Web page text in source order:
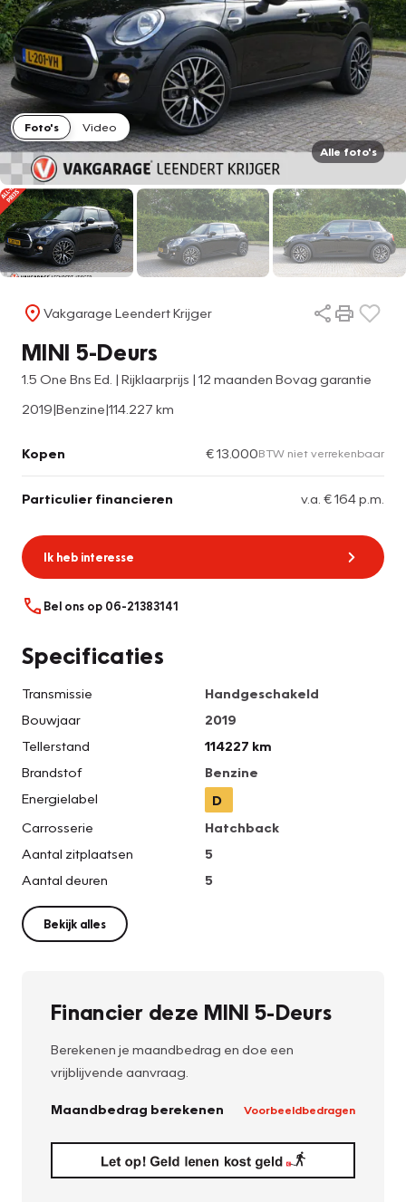
Foto's
Video
Alle foto's
Vakgarage Leendert Krijger
MINI 5-Deurs
1.5 One Bns Ed. | Rijklaarprijs | 12 maanden Bovag garantie
2019|Benzine|114.227 km
Kopen € 13.000BTW niet verrekenbaar
Particulier financieren v.a. € 164 p.m.
Ik heb interesse
Bel ons op 06-21383141
Specificaties
Transmissie
Handgeschakeld
Bouwjaar
2019
Tellerstand
114227 km
Brandstof
Benzine
Energielabel
D
Carrosserie
Hatchback
Aantal zitplaatsen
5
Aantal deuren
5
Bekijk alles
Financier deze MINI 5-Deurs
Berekenen je maandbedrag en doe een
vrijblijvende aanvraag.
Maandbedrag berekenen Voorbeeldbedragen